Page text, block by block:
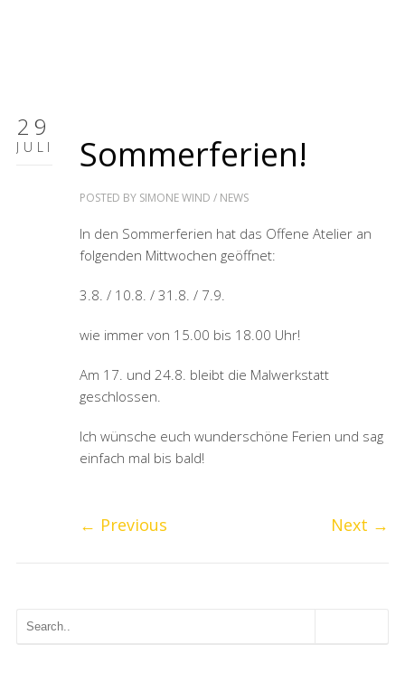
29
JULI Sommerferien!
POSTED BY SIMONE WIND / NEWS
In den Sommerferien hat das Offene Atelier an
folgenden Mittwochen geöffnet:
3.8. / 10.8. / 31.8. / 7.9.
wie immer von 15.00 bis 18.00 Uhr!
Am 17. und 24.8. bleibt die Malwerkstatt
geschlossen.
Ich wünsche euch wunderschöne Ferien und sag
einfach mal bis bald!
← Previous Next →